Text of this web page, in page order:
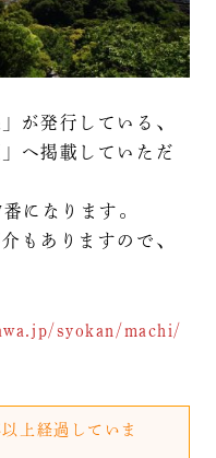
が発行している、
へ掲載していただ
になります。
もありますので、
syokan/machi/
上経過していま